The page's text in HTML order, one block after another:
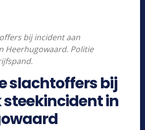
bij incident aan
Heerhugowaard. Politie
slachtoffers bij
in